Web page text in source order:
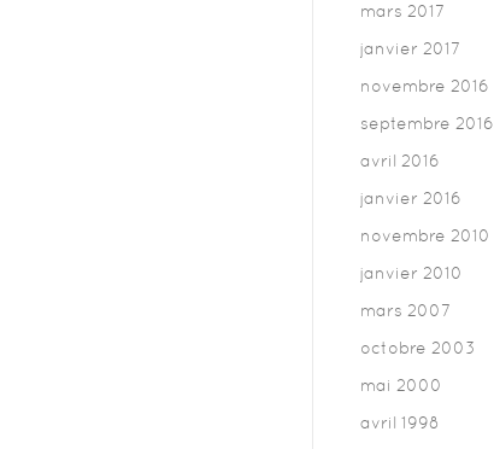
mars 2017
janvier 2017
novembre 2016
septembre 2016
avril 2016
janvier 2016
novembre 2010
janvier 2010
mars 2007
octobre 2003
mai 2000
avril 1998